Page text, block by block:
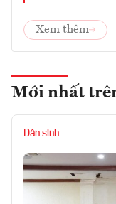
Xem thêm
Mới nhất
Dân sinh